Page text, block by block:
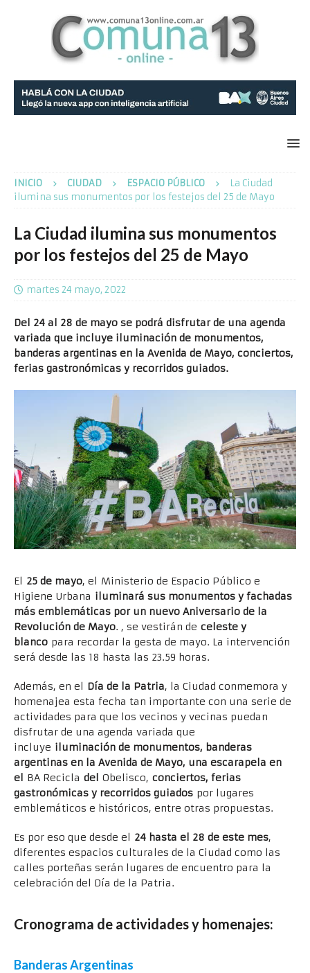
INICIO CIUDAD ESPACIO PÚBLICO
La Ciudad
ilumina sus monumentos por los festejos del 25 de Mayo
La Ciudad ilumina sus monumentos
por los festejos del 25 de Mayo
martes 24 mayo, 2022
Del 24 al 28 de mayo se podrá disfrutar de una agenda
variada que incluye iluminación de monumentos,
banderas argentinas en la Avenida de Mayo, conciertos,
ferias gastronómicas y recorridos guiados.
El 25 de mayo, el Ministerio de Espacio Público e
Higiene Urbana iluminará sus monumentos y fachadas
más emblemáticas por un nuevo Aniversario de la
Revolución de Mayo. , se vestirán de celeste y
blanco para recordar la gesta de mayo. La intervención
será desde las 18 hasta las 23.59 horas.
Además, en el Día de la Patria, la Ciudad conmemora y
homenajea esta fecha tan importante con una serie de
actividades para que los vecinos y vecinas puedan
disfrutar de una agenda variada que
incluye iluminación de monumentos, banderas
argentinas en la Avenida de Mayo, una escarapela en
el BA Recicla del Obelisco, conciertos, ferias
gastronómicas y recorridos guiados por lugares
emblemáticos e históricos, entre otras propuestas.
Es por eso que desde el 24 hasta el 28 de este mes,
diferentes espacios culturales de la Ciudad como las
calles porteñas serán lugares de encuentro para la
celebración del Día de la Patria.
Cronograma de actividades y homenajes:
Banderas Argentinas